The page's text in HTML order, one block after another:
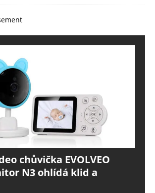
chůvička EVOLVEO
N3 ohlídá klid a